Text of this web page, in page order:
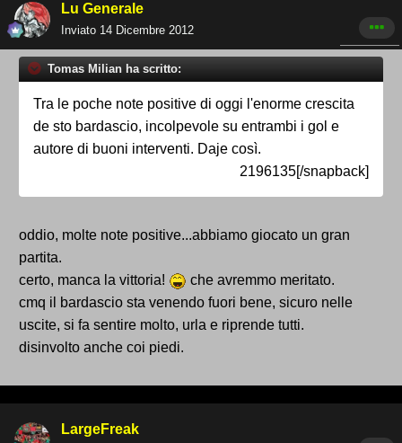
Lu Generale
Inviato 14 Dicembre 2012
Tomas Milian ha scritto:
Tra le poche note positive di oggi l'enorme crescita
de sto bardascio, incolpevole su entrambi i gol e
autore di buoni interventi. Daje così.
2196135[/snapback]
oddio, molte note positive...abbiamo giocato un gran
partita.
certo, manca la vittoria!
che avremmo meritato.
cmq il bardascio sta venendo fuori bene, sicuro nelle
uscite, si fa sentire molto, urla e riprende tutti.
disinvolto anche coi piedi.
LargeFreak